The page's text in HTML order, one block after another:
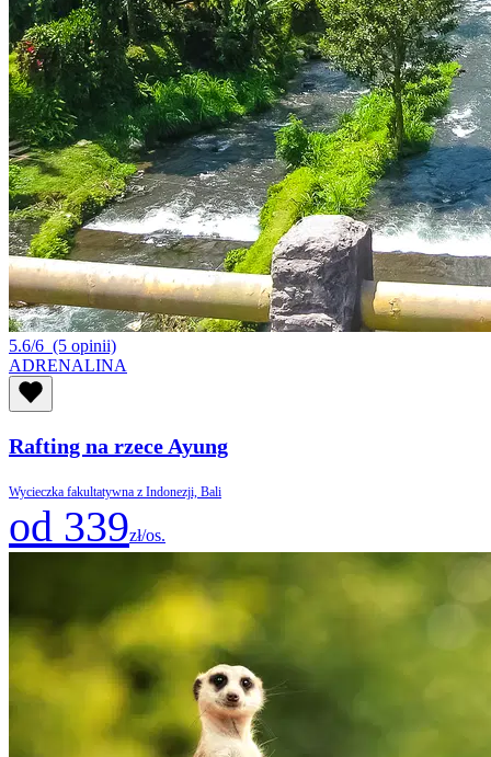
5.6/6 (5 opinii)
ADRENALINA
Rafting na rzece Ayung
Wycieczka fakultatywna z Indonezji, Bali
od 339zł/os.